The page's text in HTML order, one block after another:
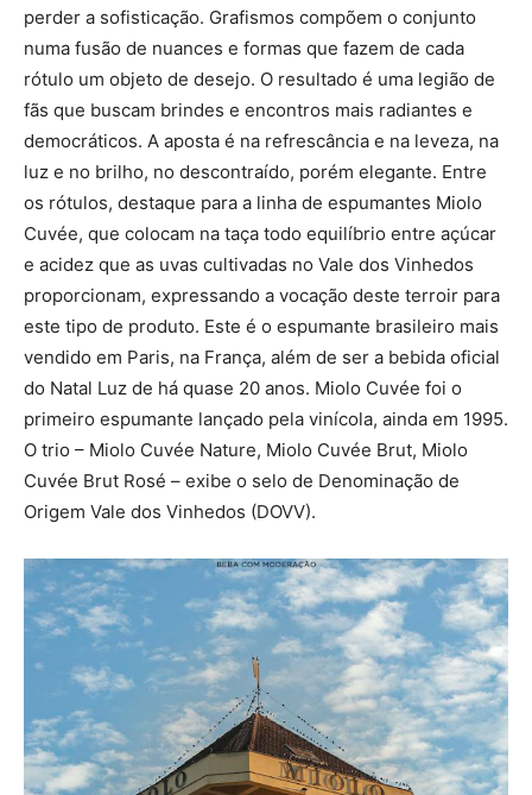
perder a sofisticação. Grafismos compõem o conjunto
numa fusão de nuances e formas que fazem de cada
rótulo um objeto de desejo. O resultado é uma legião de
fãs que buscam brindes e encontros mais radiantes e
democráticos. A aposta é na refrescância e na leveza, na
luz e no brilho, no descontraído, porém elegante. Entre
os rótulos, destaque para a linha de espumantes Miolo
Cuvée, que colocam na taça todo equilíbrio entre açúcar
e acidez que as uvas cultivadas no Vale dos Vinhedos
proporcionam, expressando a vocação deste terroir para
este tipo de produto. Este é o espumante brasileiro mais
vendido em Paris, na França, além de ser a bebida oficial
do Natal Luz de há quase 20 anos. Miolo Cuvée foi o
primeiro espumante lançado pela vinícola, ainda em 1995.
O trio – Miolo Cuvée Nature, Miolo Cuvée Brut, Miolo
Cuvée Brut Rosé – exibe o selo de Denominação de
Origem Vale dos Vinhedos (DOVV).